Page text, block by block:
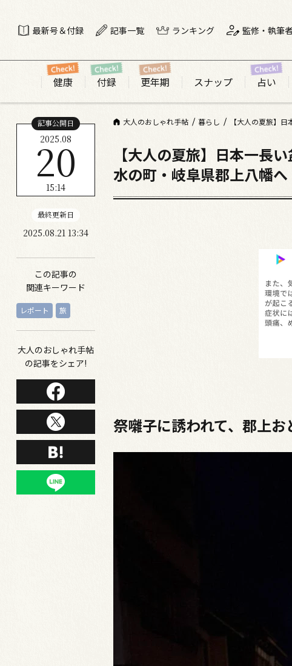
最新号＆付録 記事一覧 ランキング 監修・執筆
健康 付録 更年期 スナップ 占い
大人のおしゃれ手帖 暮らし 【大人の夏旅】
記事公開日
2025.08
20
15:14
最終更新日
2025.08.21 13:34
この記事の
関連キーワード
レポート 旅
大人のおしゃれ手帖
の記事をシェア!
【大人の夏旅】日本一長
水の町・岐阜県郡上八幡へ
祭囃子に誘われて、郡上お